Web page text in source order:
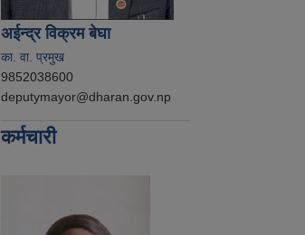
अईन्द्र विक्रम बेघा
का. वा. प्रमुख
9852038600
deputymayor@dharan.gov.np
कर्मचारी